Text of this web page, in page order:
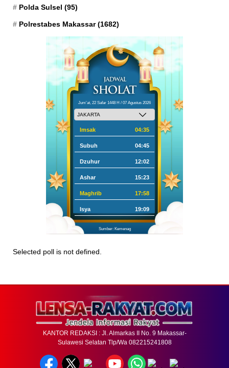
Polda Sulsel (95)
Polrestabes Makassar(1682)
Jum'at, 22 Safar 1448 H / 07 Agustus 2026
Imsak 04:35
Subuh 04:45
Dzuhur 12:02
Ashar 15:23
Maghrib 17:58
Isya 19:09
Sumber: Kemenag
Selected poll is not defined.
KANTOR REDAKSI : Jl. Almarkas II No. 9 Makassar-
Sulawesi Selatan Tlp/Wa 082215241808